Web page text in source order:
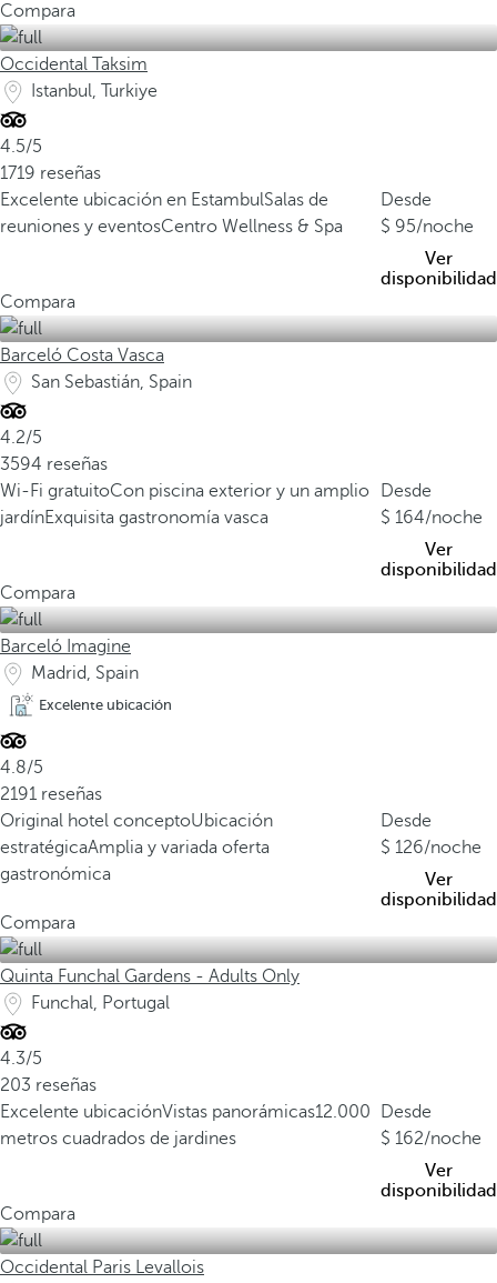
Compara
Occidental Taksim
Istanbul, Turkiye
4.5/5
1719 reseñas
Excelente ubicación en EstambulSalas de
reuniones y eventosCentro Wellness & Spa
Desde
95/noche
Ver
disponibilidad
Compara
Barceló Costa Vasca
San Sebastián, Spain
4.2/5
3594 reseñas
Wi-Fi gratuitoCon piscina exterior y un amplio
jardínExquisita gastronomía vasca
Desde
164/noche
Ver
disponibilidad
Compara
Barceló Imagine
Madrid, Spain
Excelente ubicación
4.8/5
2191 reseñas
Original hotel conceptoUbicación
estratégicaAmplia y variada oferta
gastronómica
Desde
126/noche
Ver
disponibilidad
Compara
Quinta Funchal Gardens - Adults Only
Funchal, Portugal
4.3/5
203 reseñas
Excelente ubicaciónVistas panorámicas12.000
metros cuadrados de jardines
Desde
162/noche
Ver
disponibilidad
Compara
Occidental Paris Levallois